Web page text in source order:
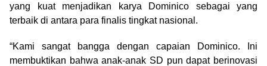
yang kuat menjadikan karya Dominico sebagai yang
terbaik di antara para finalis tingkat nasional.
“Kami sangat bangga dengan capaian Dominico. Ini
membuktikan bahwa anak-anak SD pun dapat berinovasi